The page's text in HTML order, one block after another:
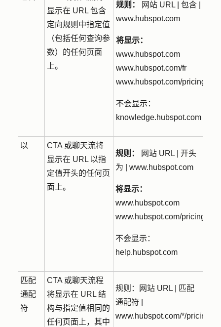
显示在 URL 包含
定向规则中指定值
（包括任何查询参
数）的任何页面
上。
规则：
网站 URL | 包含 |
www.hubspot.com
将显示：
www.hubspot.com
www.hubspot.com/fr
www.hubspot.com/pricing
不会显示：
knowledge.hubspot.com
以
CTA 或聊天流将
显示在 URL 以指
定值开头的任何页
面上。
规则：
网站 URL | 开头
为 | www.hubspot.com
将显示：
www.hubspot.com
www.hubspot.com/pricing
不会显示：
help.hubspot.com
匹配
通配
符
CTA 或聊天流程
将显示在 URL 结
构与指定值相同的
任何页面上，其中
规则：
网站 URL | 匹配
通配符 |
www.hubspot.com/*/pricing